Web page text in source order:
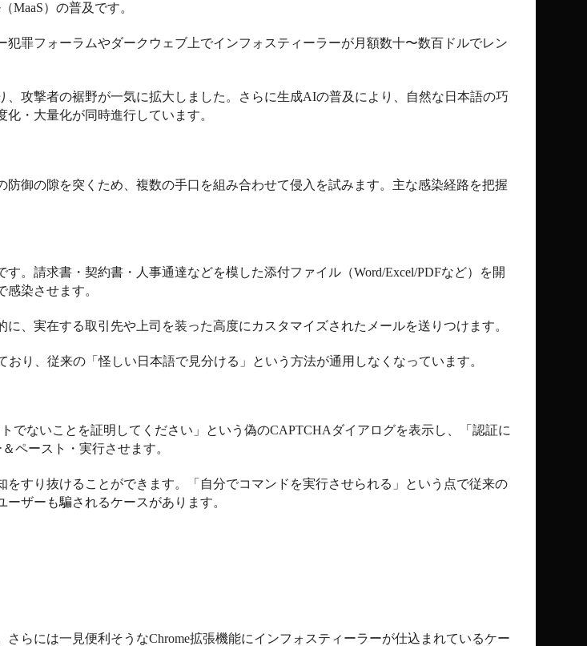
（MaaS）の普及です。
罪フォーラムやダークウェブ上でインフォスティーラーが月額数十〜数百ドルでレン
攻撃者の裾野が一気に拡大しました。さらに生成AIの普及により、自然な日本語の巧
・大量化が同時進行しています。
御の隙を突くため、複数の手口を組み合わせて侵入を試みます。主な感染経路を把握
。請求書・契約書・人事通達などを模した添付ファイル（Word/Excel/PDFなど）を開
染させます。
、実在する取引先や上司を装った高度にカスタマイズされたメールを送りつけます。
り、従来の「怪しい日本語で見分ける」という方法が通用しなくなっています。
でないことを証明してください」という偽のCAPTCHA ダイアログを表示し、「認証に
ペースト・実行させます。
すり抜けることができます。「自分でコマンドを実行させられる」という点で従来の
ザーも騙されるケースがあります。
さらには一見便利そうなChrome拡張機能にインフォスティーラーが仕込まれているケー